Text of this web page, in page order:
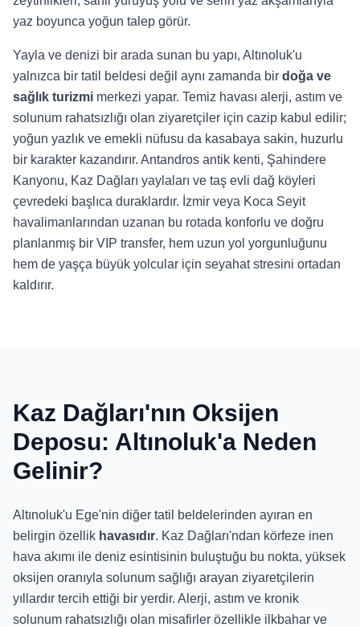
yaz boyunca yoğun talep görür.
Yayla ve denizi bir arada sunan bu yapı, Altınoluk'u
yalnızca bir tatil beldesi değil aynı zamanda bir doğa ve
sağlık turizmi merkezi yapar. Temiz havası alerji, astım ve
solunum rahatsızlığı olan ziyaretçiler için cazip kabul edilir;
yoğun yazlık ve emekli nüfusu da kasabaya sakin, huzurlu
bir karakter kazandırır. Antandros antik kenti, Şahindere
Kanyonu, Kaz Dağları yaylaları ve taş evli dağ köyleri
çevredeki başlıca duraklardır. İzmir veya Koca Seyit
havalimanlarından uzanan bu rotada konforlu ve doğru
planlanmış bir VIP transfer, hem uzun yol yorgunluğunu
hem de yaşça büyük yolcular için seyahat stresini ortadan
kaldırır.
Kaz Dağları'nın Oksijen
Deposu: Altınoluk'a Neden
Gelinir?
Altınoluk'u Ege'nin diğer tatil beldelerinden ayıran en
belirgin özellik havasıdır. Kaz Dağları'ndan körfeze inen
hava akımı ile deniz esintisinin buluştuğu bu nokta, yüksek
oksijen oranıyla solunum sağlığı arayan ziyaretçilerin
yıllardır tercih ettiği bir yerdir. Alerji, astım ve kronik
solunum rahatsızlığı olan misafirler özellikle ilkbahar ve